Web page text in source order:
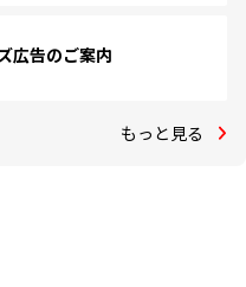
広告のご案内
もっと見る